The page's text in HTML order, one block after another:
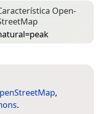
Open­
,
.